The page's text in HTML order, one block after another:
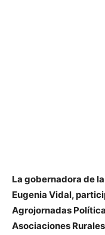
La gobernadora de
Eugenia Vidal,
Agrojornadas
Asociaciones